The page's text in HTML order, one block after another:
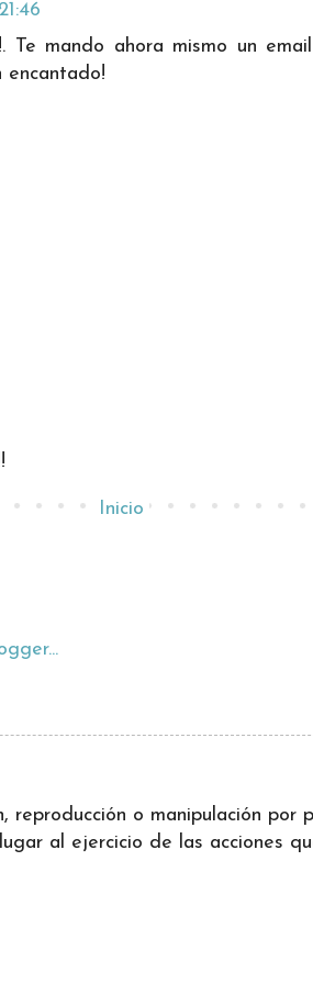
Te mando ahora mismo un
encantado!
Inicio
reproducción o manipulación por
al ejercicio de las acciones